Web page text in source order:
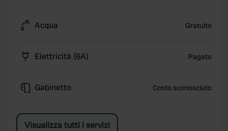
Acqua Gratuito
Elettricità (6A) Pagato
Gabinetto Costo sconosciuto
Visualizza tutti i servizi